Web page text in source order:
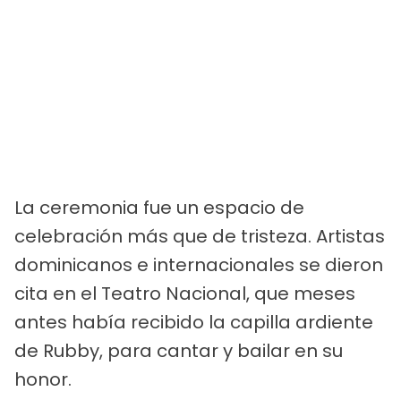
La ceremonia fue un espacio de
celebración más que de tristeza. Artistas
dominicanos e internacionales se dieron
cita en el Teatro Nacional, que meses
antes había recibido la capilla ardiente
de Rubby, para cantar y bailar en su
honor.